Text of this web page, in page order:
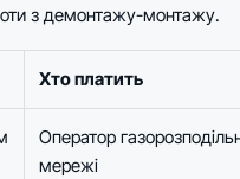
з демонтажу-монтажу.
Хто платить
Оператор
мережі